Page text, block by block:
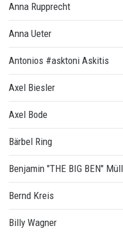
Anna Rupprecht
Anna Ueter
Antonios #asktoni Askitis
Axel Biesler
Axel Bode
Bärbel Ring
Benjamin "THE BIG BEN"
Bernd Kreis
Billy Wagner